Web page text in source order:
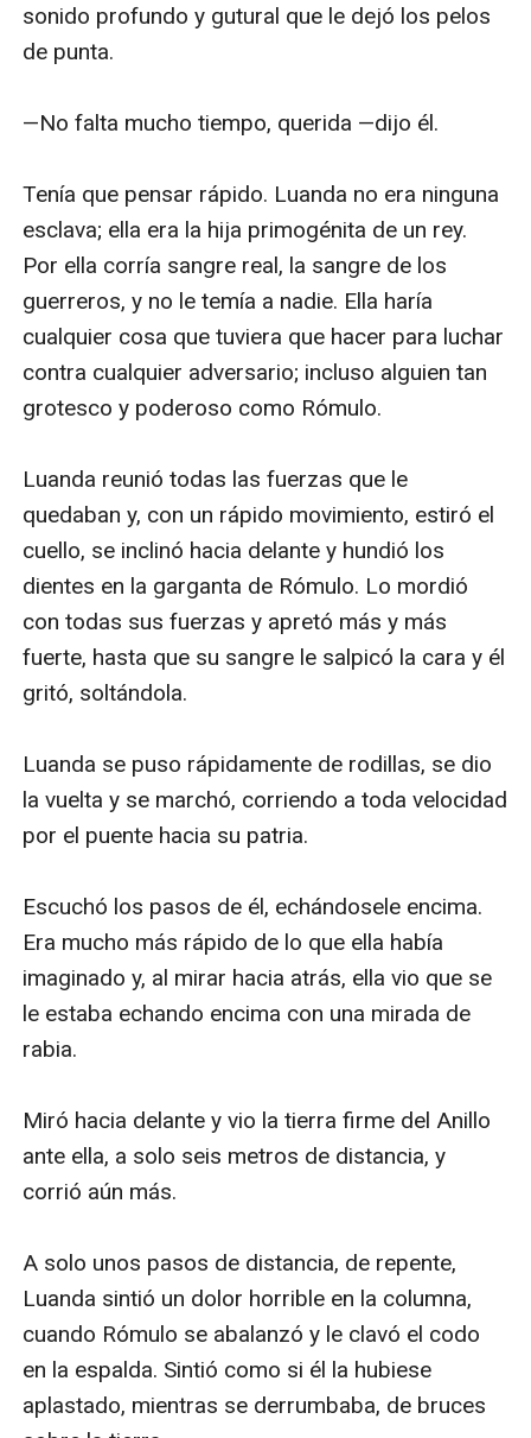
sonido profundo y gutural que le dejó los pelos
de punta.
—No falta mucho tiempo, querida —dijo él.
Tenía que pensar rápido. Luanda no era ninguna
esclava; ella era la hija primogénita de un rey.
Por ella corría sangre real, la sangre de los
guerreros, y no le temía a nadie. Ella haría
cualquier cosa que tuviera que hacer para luchar
contra cualquier adversario; incluso alguien tan
grotesco y poderoso como Rómulo.
Luanda reunió todas las fuerzas que le
quedaban y, con un rápido movimiento, estiró el
cuello, se inclinó hacia delante y hundió los
dientes en la garganta de Rómulo. Lo mordió
con todas sus fuerzas y apretó más y más
fuerte, hasta que su sangre le salpicó la cara y él
gritó, soltándola.
Luanda se puso rápidamente de rodillas, se dio
la vuelta y se marchó, corriendo a toda velocidad
por el puente hacia su patria.
Escuchó los pasos de él, echándosele encima.
Era mucho más rápido de lo que ella había
imaginado y, al mirar hacia atrás, ella vio que se
le estaba echando encima con una mirada de
rabia.
Miró hacia delante y vio la tierra firme del Anillo
ante ella, a solo seis metros de distancia, y
corrió aún más.
A solo unos pasos de distancia, de repente,
Luanda sintió un dolor horrible en la columna,
cuando Rómulo se abalanzó y le clavó el codo
en la espalda. Sintió como si él la hubiese
aplastado, mientras se derrumbaba, de bruces